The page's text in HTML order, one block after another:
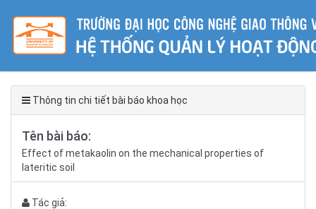
Thông tin chi tiết bài báo khoa học
Tên bài báo:
Effect of metakaolin on the mechanical properties of
lateritic soil
Tác giả: